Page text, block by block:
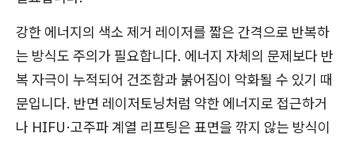
강한 에너지의 색소 제거 레이저를 짧은 간격으로 반복하
는 방식도 주의가 필요합니다. 에너지 자체의 문제보다 반
복 자극이 누적되어 건조함과 붉어짐이 악화될 수 있기 때
문입니다. 반면 레이저토닝처럼 약한 에너지로 접근하거
나 HIFU·고주파 계열 리프팅은 표면을 깎지 않는 방식이